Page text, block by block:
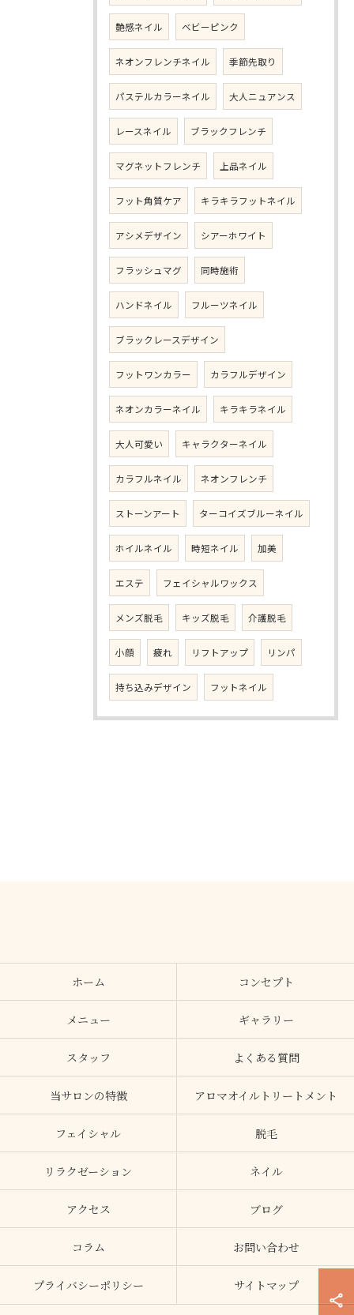
艶感ネイル ベビーピンク
ネオンフレンチネイル 季節先取り
パステルカラーネイル 大人ニュアンス
レースネイル ブラックフレンチ
マグネットフレンチ 上品ネイル
フット角質ケア キラキラフットネイル
アシメデザイン シアーホワイト
フラッシュマグ 同時施術
ハンドネイル フルーツネイル
ブラックレースデザイン
フットワンカラー カラフルデザイン
ネオンカラーネイル キラキラネイル
大人可愛い キャラクターネイル
カラフルネイル ネオンフレンチ
ストーンアート ターコイズブルーネイル
ホイルネイル 時短ネイル 加美
エステ フェイシャルワックス
メンズ脱毛 キッズ脱毛 介護脱毛
小顔 疲れ リフトアップ リンパ
持ち込みデザイン フットネイル
ホーム コンセプト
メニュー ギャラリー
スタッフ よくある質問
当サロンの特徴 アロマオイルトリートメント
フェイシャル 脱毛
リラクゼーション ネイル
アクセス ブログ
コラム お問い合わせ
プライバシーポリシー サイトマップ